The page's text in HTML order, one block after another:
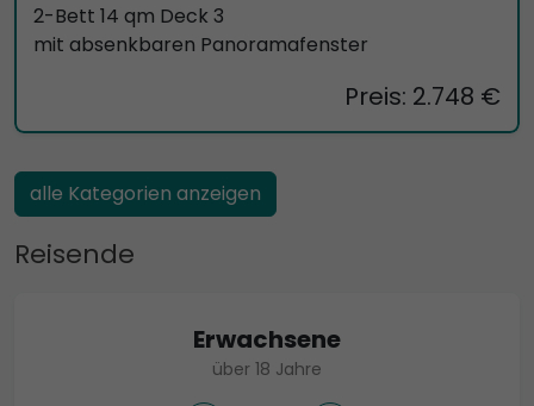
2-Bett 14 qm Deck 3
mit absenkbaren Panoramafenster
Preis: 2.748 €
alle Kategorien anzeigen
Reisende
Erwachsene
über 18 Jahre